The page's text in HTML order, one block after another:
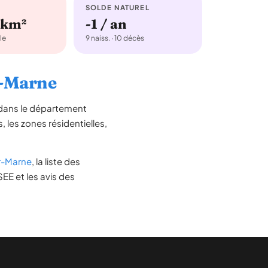
SOLDE NATUREL
-1 / an
9 naiss. · 10 décès
Marne
le département
les zones résidentielles,
Marne, la liste des
et les avis des